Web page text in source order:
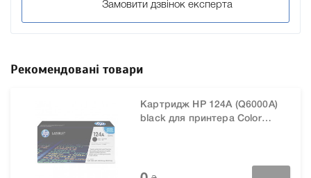
Замовити дзвінок експерта
Рекомендовані товари
Картридж HP 124A (Q6000A)
black для принтера Color